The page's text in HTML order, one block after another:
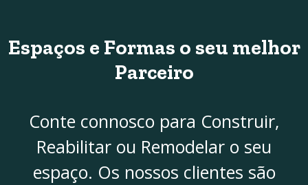
Espaços e Formas o seu melhor
Parceiro
Conte connosco para Construir,
Reabilitar ou Remodelar o seu
espaço. Os nossos clientes são